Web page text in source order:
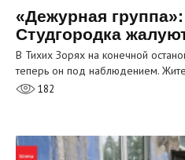
«Дежурная
Студгородка
В Тихих Зорях на конечной
теперь он под наблюдением.
182